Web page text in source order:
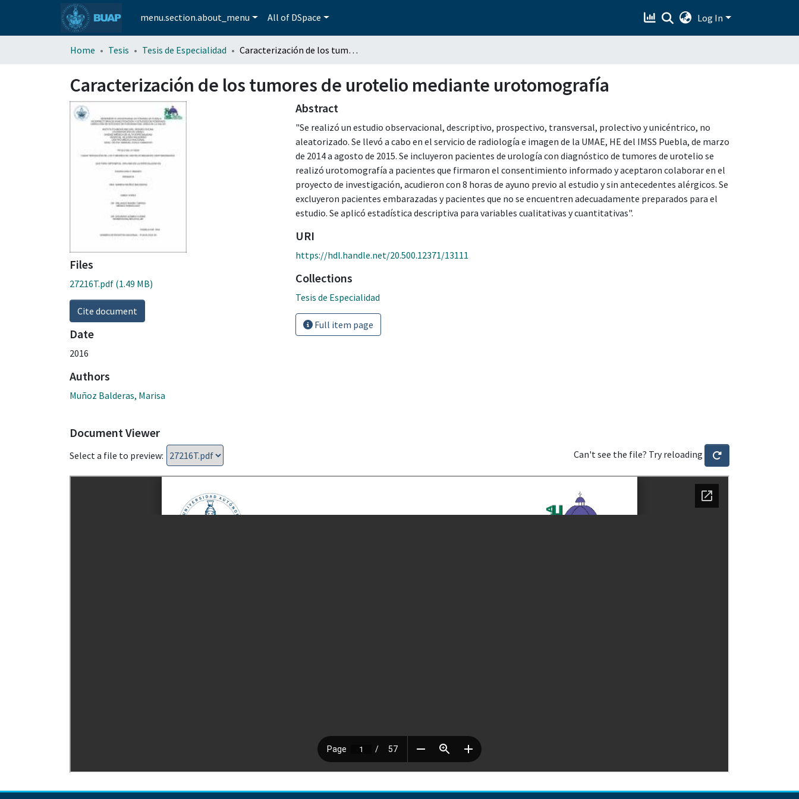
menu.section.about_menu All of DSpace Log In
Home Tesis Tesis de Especialidad Caracterización de los tumores de urotelio mediante urotomografía
Caracterización de los tumores de urotelio mediante urotomografía
Files
27216T.pdf (1.49 MB)
Cite document
Date
2016
Authors
Muñoz Balderas, Marisa
Abstract
"Se realizó un estudio observacional, descriptivo, prospectivo, transversal, prolectivo y unicéntrico, no
aleatorizado. Se llevó a cabo en el servicio de radiología e imagen de la UMAE, HE del IMSS Puebla, de marzo
de 2014 a agosto de 2015. Se incluyeron pacientes de urología con diagnóstico de tumores de urotelio se
realizó urotomografía a pacientes que firmaron el consentimiento informado y aceptaron colaborar en el
proyecto de investigación, acudieron con 8 horas de ayuno previo al estudio y sin antecedentes alérgicos. Se
excluyeron pacientes embarazadas y pacientes que no se encuentren adecuadamente preparados para el
estudio. Se aplicó estadística descriptiva para variables cualitativas y cuantitativas".
URI
https://hdl.handle.net/20.500.12371/13111
Collections
Tesis de Especialidad
Full item page
Document Viewer
Select a file to preview: Can't see the file? Try reloading